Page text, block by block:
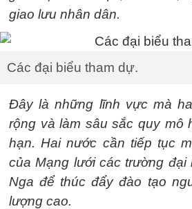
giao lưu nhân dân.
Các đại biểu tham dự.
Đây là những lĩnh vực mà
rộng và làm sâu sắc quy mô
hạn. Hai nước cần tiếp tục
của Mạng lưới các trường đại
Nga để thúc đẩy đào tạo
lượng cao.